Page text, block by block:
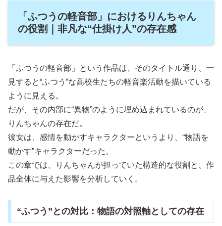
「ふつうの軽音部」におけるりんちゃん
の役割｜非凡な“仕掛け人”の存在感
「ふつうの軽音部」という作品は、そのタイトル通り、一
見すると“ふつう”な高校生たちの軽音楽活動を描いている
ように見える。
だが、その内部に“異物”のように埋め込まれているのが、
りんちゃんの存在だ。
彼女は、感情を動かすキャラクターというより、“物語を
動かす”キャラクターだった。
この章では、りんちゃんが担っていた構造的な役割と、作
品全体に与えた影響を分析していく。
“ふつう”との対比：物語の対照軸としての存在